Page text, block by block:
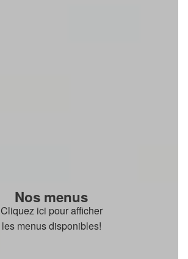
Nos menus
Cliquez ici pour afficher
les menus disponibles!